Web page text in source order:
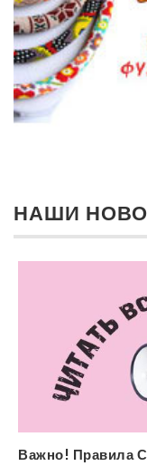
НАШИ
Важно! Правила